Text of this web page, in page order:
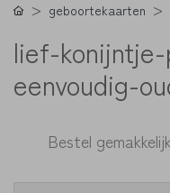
geboortekaarten
lief-
eenvoudig-
Bestel